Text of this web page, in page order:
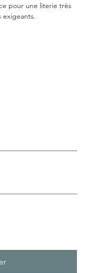
pour une literie très